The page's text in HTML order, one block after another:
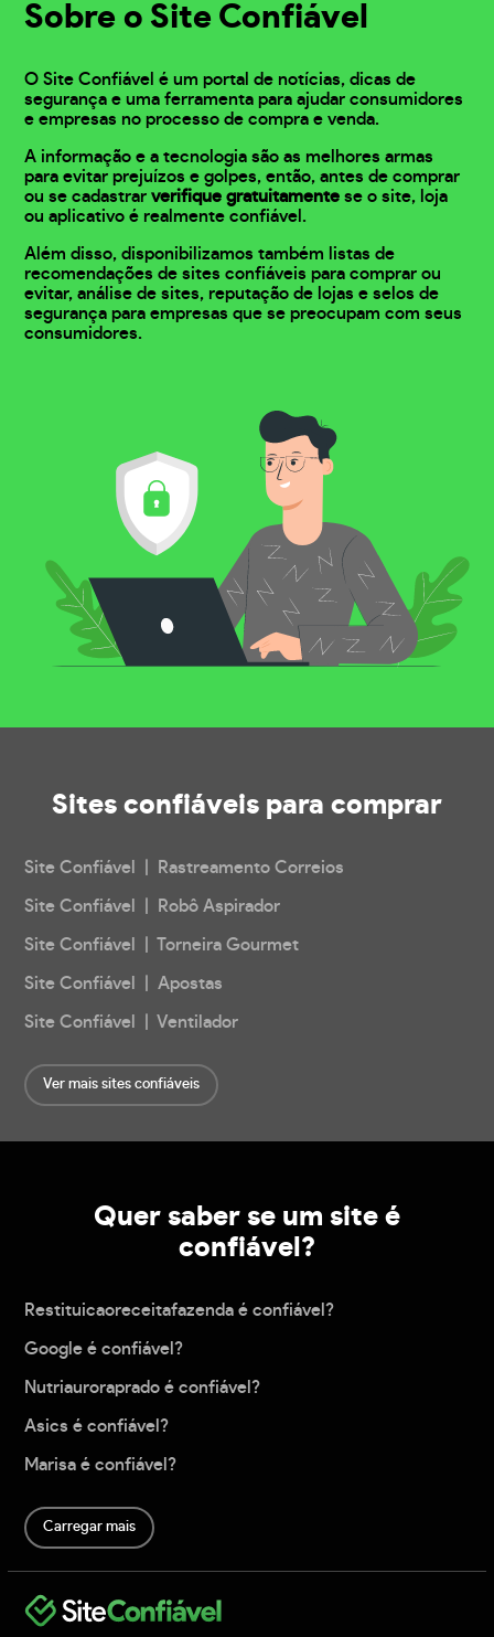
Sobre o Site Confiável
O Site Confiável é um portal de notícias, dicas de
segurança e uma ferramenta para ajudar consumidores
e empresas no processo de compra e venda.
A informação e a tecnologia são as melhores armas
para evitar prejuízos e golpes, então, antes de comprar
ou se cadastrarverifique gratuitamente se o site, loja
ou aplicativo é realmente confiável.
Além disso, disponibilizamos também listas de
recomendações de sites confiáveis para comprar ou
evitar, análise de sites, reputação de lojas e selos de
segurança para empresas que se preocupam com seus
consumidores.
Sites confiáveis para comprar
Site Confiável | Rastreamento Correios
Site Confiável | Robô Aspirador
Site Confiável | Torneira Gourmet
Site Confiável | Apostas
Site Confiável | Ventilador
Ver mais sites confiáveis
Quer saber se um site é
confiável?
Restituicaoreceitafazenda é confiável?
Google é confiável?
Nutriauroraprado é confiável?
Asics é confiável?
Marisa é confiável?
Carregar mais